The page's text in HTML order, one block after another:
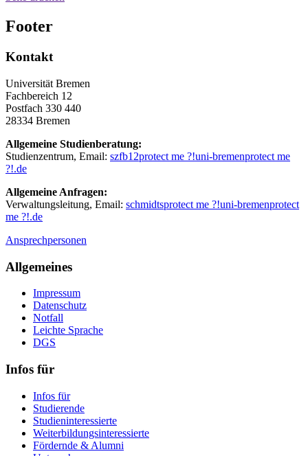
Footer
Kontakt
Universität Bremen
Fachbereich 12
Postfach 330 440
28334 Bremen
Allgemeine Studienberatung:
Studienzentrum, Email: szfb12protect me ?!uni-bremenprotect me
?!.de
Allgemeine Anfragen:
Verwaltungsleitung, Email: schmidtsprotect me ?!uni-bremenprotect
me ?!.de
Ansprechpersonen
Allgemeines
Impressum
Datenschutz
Notfall
Leichte Sprache
DGS
Infos für
Infos für
Studierende
Studieninteressierte
Weiterbildungsinteressierte
Fördernde & Alumni